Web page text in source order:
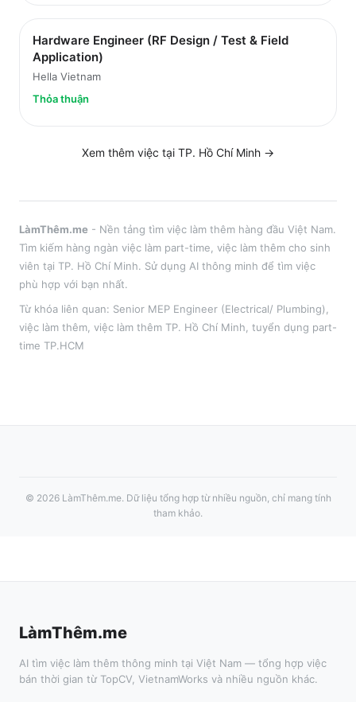
Hardware Engineer (RF Design / Test & Field
Application)
Hella Vietnam
Thỏa thuận
Xem thêm việc tại TP. Hồ Chí Minh →
LàmThêm.me - Nền tảng tìm việc làm thêm hàng đầu Việt Nam.
Tìm kiếm hàng ngàn việc làm part-time, việc làm thêm cho sinh
viên tại TP. Hồ Chí Minh. Sử dụng AI thông minh để tìm việc
phù hợp với bạn nhất.
Từ khóa liên quan: Senior MEP Engineer (Electrical/ Plumbing)
việc làm thêm , việc làm thêm TP. Hồ Chí Minh , tuyển dụng part-
time TP.HCM
© 2026 LàmThêm.me. Dữ liệu tổng hợp từ nhiều nguồn, chỉ mang tính
tham khảo.
LàmThêm.me
AI tìm việc làm thêm thông minh tại Việt Nam — tổng hợp việc
bán thời gian từ TopCV, VietnamWorks và nhiều nguồn khác.